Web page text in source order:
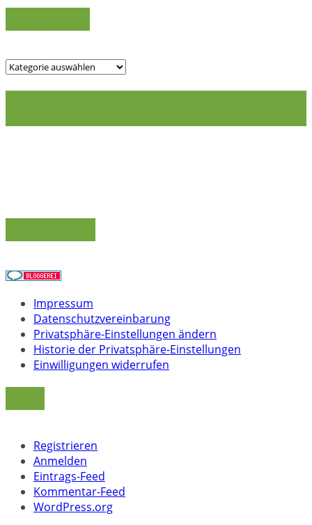
Kategorien
Impressum
Datenschutzvereinbarung
Privatsphäre-Einstellungen ändern
Historie der Privatsphäre-Einstellungen
Einwilligungen widerrufen
Registrieren
Anmelden
Eintrags-Feed
Kommentar-Feed
WordPress.org